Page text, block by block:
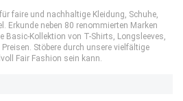
faire und nachhaltige Kleidung, Schuhe,
Erkunde neben 80 renommierten Marken
Basic-Kollektion von T-Shirts, Longsleeves,
Stöbere durch unsere vielfältige
Fair Fashion sein kann.